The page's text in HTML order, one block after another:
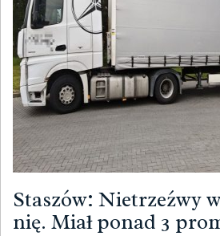
Staszów: Nietrzeźwy
nię. Miał ponad 3